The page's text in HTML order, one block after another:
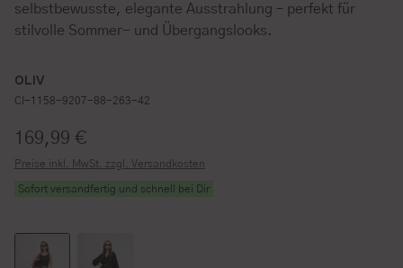
selbstbewusste, elegante Ausstrahlung – perfekt für
stilvolle Sommer- und Übergangslooks.
OLIV
CI-1158-9207-88-263-42
Regulärer Preis:
169,99 €
Preise inkl. MwSt. zzgl. Versandkosten
Sofort versandfertig und schnell bei Dir